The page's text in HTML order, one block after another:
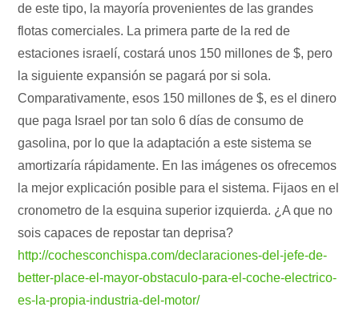
de este tipo, la mayoría provenientes de las grandes
flotas comerciales. La primera parte de la red de
estaciones israelí, costará unos 150 millones de $, pero
la siguiente expansión se pagará por si sola.
Comparativamente, esos 150 millones de $, es el dinero
que paga Israel por tan solo 6 días de consumo de
gasolina, por lo que la adaptación a este sistema se
amortizaría rápidamente. En las imágenes os ofrecemos
la mejor explicación posible para el sistema. Fijaos en el
cronometro de la esquina superior izquierda. ¿A que no
sois capaces de repostar tan deprisa?
http://cochesconchispa.com/declaraciones-del-jefe-de-
better-place-el-mayor-obstaculo-para-el-coche-electrico-
es-la-propia-industria-del-motor/